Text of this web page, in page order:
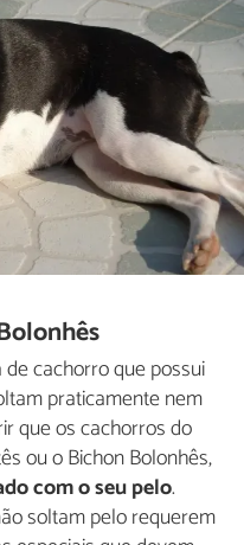
cachorro que possui
praticamente nem
que os cachorros do
ou o Bichon Bolonhês,
com o seu pelo.
soltam pelo requerem